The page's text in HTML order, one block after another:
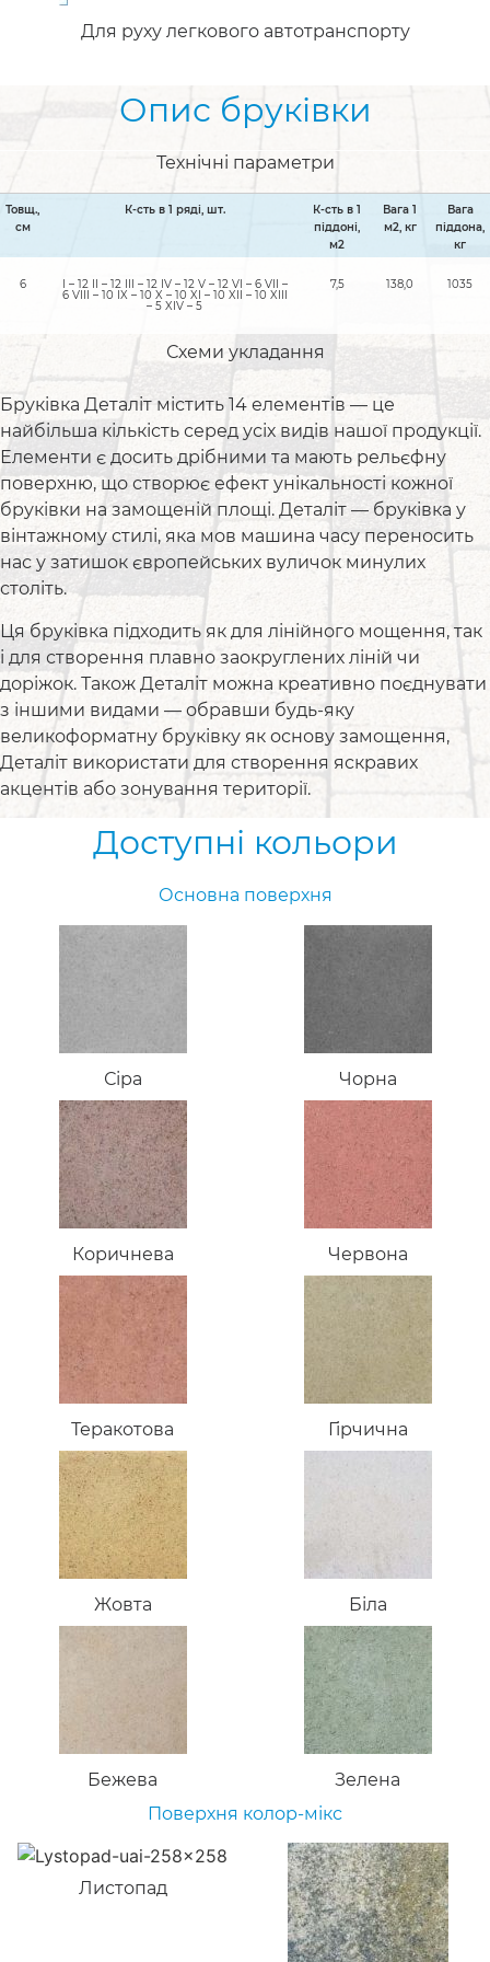
Для руху легкового автотранспорту
Опис бруківки
Технічні параметри
Товщ.,
см
К-сть в 1 ряді, шт.
К-сть в 1
піддоні,
м2
Вага 1
м2, кг
Вага
піддона,
кг
6 I – 12 II – 12 III – 12 IV – 12 V – 12 VI – 6 VII –
6 VIII – 10 IX – 10 X – 10 XI – 10 XII – 10 XIII
– 5 XIV – 5 ​
7,5 138,0 1035
Схеми укладання
Бруківка Деталіт містить 14 елементів — це
найбільша кількість серед усіх видів нашої продукції.
Елементи є досить дрібними та мають рельєфну
поверхню, що створює ефект унікальності кожної
бруківки на замощеній площі. Деталіт — бруківка у
вінтажному стилі, яка мов машина часу переносить
нас у затишок європейських вуличок минулих
століть.
Ця бруківка підходить як для лінійного мощення, так
і для створення плавно заокруглених ліній чи
доріжок. Також Деталіт можна креативно поєднувати
з іншими видами — обравши будь-яку
великоформатну бруківку як основу замощення,
Деталіт використати для створення яскравих
акцентів або зонування території.
Доступні кольори
Основна поверхня
Сіра Чорна
Коричнева Червона
Теракотова Гірчична
Жовта Біла
Бежева
Зелена
Поверхня колор-мікс
Листопад